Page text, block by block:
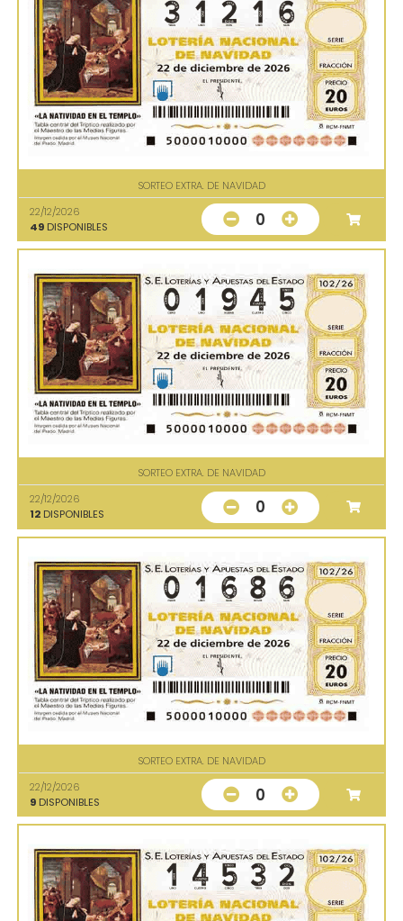
SORTEO EXTRA. DE NAVIDAD
22/12/2026
49 DISPONIBLES 0
SORTEO EXTRA. DE NAVIDAD
22/12/2026
12 DISPONIBLES 0
SORTEO EXTRA. DE NAVIDAD
22/12/2026
9 DISPONIBLES 0